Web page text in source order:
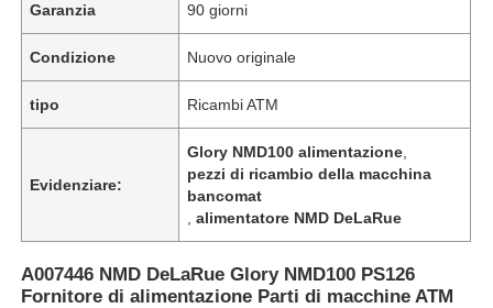
Garanzia 90 giorni
Condizione Nuovo originale
tipo Ricambi ATM
Evidenziare:
Glory NMD100 alimentazione
pezzi di ricambio della macchina
bancomat
,alimentatore NMD DeLaRue
A007446 NMD DeLaRue Glory NMD100 PS126
Fornitore di alimentazione Parti di macchine ATM